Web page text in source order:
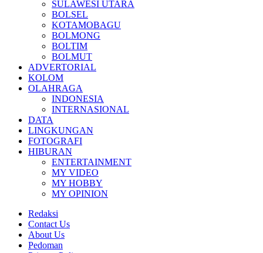
SULAWESI UTARA
BOLSEL
KOTAMOBAGU
BOLMONG
BOLTIM
BOLMUT
ADVERTORIAL
KOLOM
OLAHRAGA
INDONESIA
INTERNASIONAL
DATA
LINGKUNGAN
FOTOGRAFI
HIBURAN
ENTERTAINMENT
MY VIDEO
MY HOBBY
MY OPINION
Redaksi
Contact Us
About Us
Pedoman